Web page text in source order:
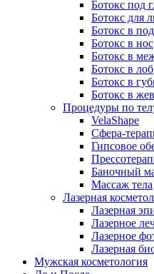
Ботокс под
Ботокс для
Ботокс в
Ботокс в нос
Ботокс в
Ботокс в лоб
Ботокс в
Ботокс в
Процедуры по
VelaShape
Сфера-
Гипсовое
Баночный
Массаж тела
Лазерная
Лазерная
Лазерное
Лазерное
Лазерная
Мужская косметология